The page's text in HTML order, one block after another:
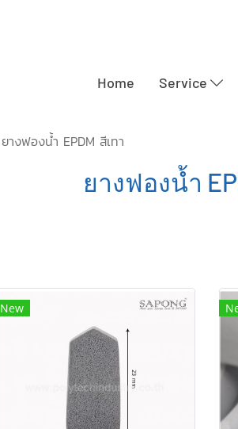
Home Service
ยางฟองน้ำ EPDM สีเทา
ยางฟองน้ำ
New